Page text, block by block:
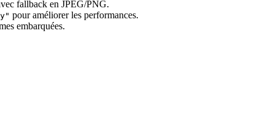
fallback en JPEG/PNG.
pour améliorer les performances.
embarquées.